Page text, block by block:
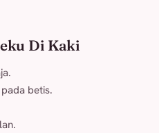
Di Kaki
betis.